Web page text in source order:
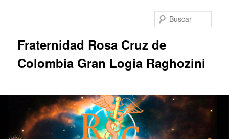
Fraternidad Rosa Cruz de
Colombia Gran Logia Raghozini